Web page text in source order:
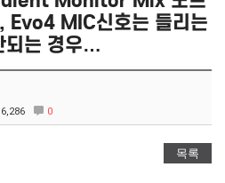
MIC신호는 들리는
되는 경우…
6,286 0
목록